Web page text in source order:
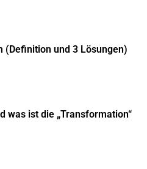
(Definition und 3 Lösungen)
was ist die „Transformation“